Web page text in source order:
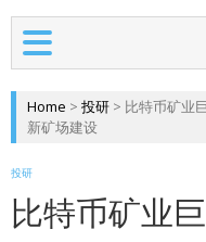
Home > 投研 > 比特币矿业
新矿场建设
投研
比特币矿业